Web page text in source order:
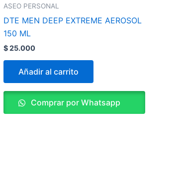
ASEO PERSONAL
DTE MEN DEEP EXTREME AEROSOL
150 ML
$25.000
Añadir al carrito
Comprar por Whatsapp